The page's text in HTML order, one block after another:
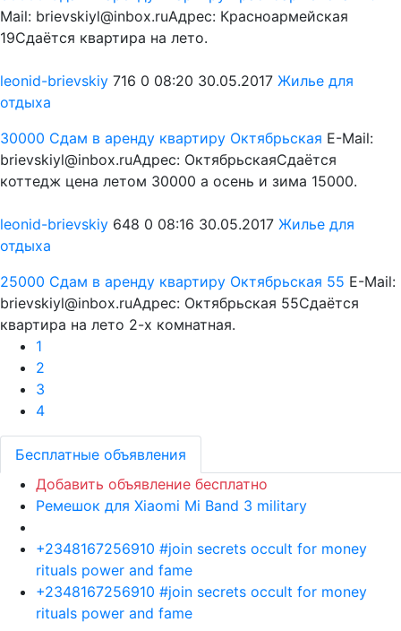
Mail: brievskiyl@inbox.ruАдрес: Красноармейская
19Сдаётся квартира на лето.
leonid-brievskiy 716 0 08:20 30.05.2017 Жилье для
отдыха
30000 Сдам в аренду квартиру Октябрьская E-Mail:
brievskiyl@inbox.ruАдрес: ОктябрьскаяСдаётся
коттедж цена летом 30000 а осень и зима 15000.
leonid-brievskiy 648 0 08:16 30.05.2017 Жилье для
отдыха
25000 Сдам в аренду квартиру Октябрьская 55 E-Mail:
brievskiyl@inbox.ruАдрес: Октябрьская 55Сдаётся
квартира на лето 2-х комнатная.
1
2
3
4
Бесплатные объявления
Добавить объявление бесплатно
Ремешок для Xiaomi Mi Band 3 military
+2348167256910 #join secrets occult for money
rituals power and fame
+2348167256910 #join secrets occult for money
rituals power and fame